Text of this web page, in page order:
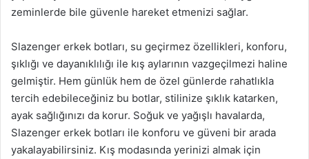
zeminlerde bile güvenle hareket etmenizi sağlar.
Slazenger erkek botları, su geçirmez özellikleri, konforu,
şıklığı ve dayanıklılığı ile kış aylarının vazgeçilmezi haline
gelmiştir. Hem günlük hem de özel günlerde rahatlıkla
tercih edebileceğiniz bu botlar, stilinize şıklık katarken,
ayak sağlığınızı da korur. Soğuk ve yağışlı havalarda,
Slazenger erkek botları ile konforu ve güveni bir arada
yakalayabilirsiniz. Kış modasında yerinizi almak için